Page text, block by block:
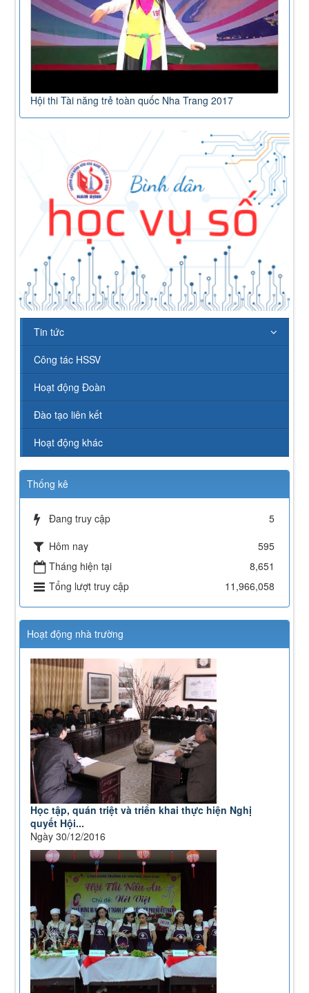
Hội thi Tài năng trẻ toàn quốc Nha Trang 2017
Tin tức
Công tác HSSV
Hoạt động Đoàn
Đào tạo liên kết
Hoạt động khác
Thống kê
Đang truy cập
5
Hôm nay
595
Tháng hiện tại
8,651
Tổng lượt truy cập
11,966,058
Hoạt động nhà trường
Học tập, quán triệt và triển khai thực hiện Nghị
quyết Hội...
Ngày 30/12/2016